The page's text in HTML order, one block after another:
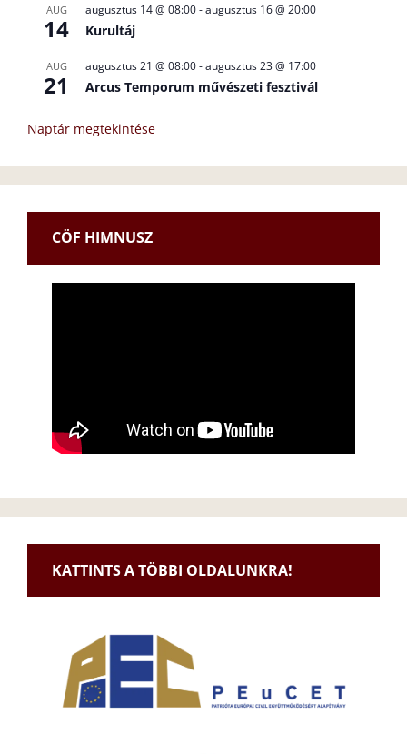
AUG
14
augusztus 14 @ 08:00-augusztus 16 @ 20:00
Kurultáj
AUG
21
augusztus 21 @ 08:00-augusztus 23 @ 17:00
Arcus Temporum művészeti fesztivál
Naptár megtekintése
CÖF HIMNUSZ
KATTINTS A TÖBBI OLDALUNKRA!